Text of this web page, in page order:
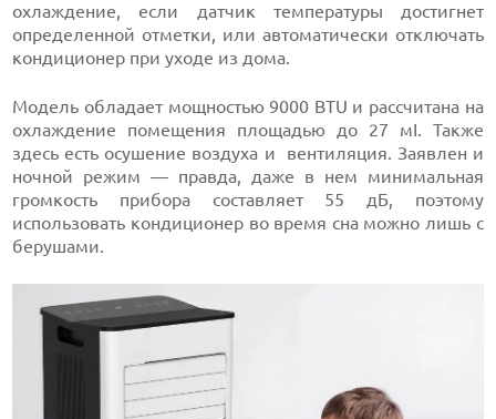
охлаждение, если датчик температуры достигнет
определенной отметки, или автоматически отключать
кондиционер при уходе из дома.
Модель обладает мощностью 9000 BTU и рассчитана на
охлаждение помещения площадью до 27 мІ. Также
здесь есть осушение воздуха и вентиляция. Заявлен и
ночной режим — правда, даже в нем минимальная
громкость прибора составляет 55 дБ, поэтому
использовать кондиционер во время сна можно лишь с
берушами.